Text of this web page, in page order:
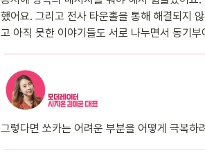
했어요. 그리고 전사 타운홀을 통해 해결되지
고 아직 못한 이야기들도 서로 나누면서 동기
그렇다면 쏘카는 어려운 부분을 어떻게 극복하